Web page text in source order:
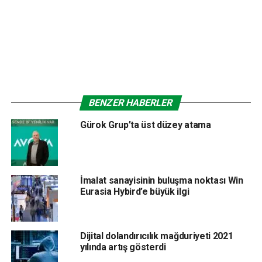
ağırlayabiliyoruz” şeklinde konuştu.
Açılış töreninde konuşmacılar arasında yer alan Messe
Frankfurt Mobilite ve Lojistik Fuarları Başkan Yardımcısı ve
Automechanika Marka Müdürü Michael Johannes de
konuşmasına, 2 yıldan uzun bir süredir pandemi nedeniyle
dünya çapında birçok fuarın yapılamadığına ve nihayet
bugün tüm otomotiv endüstrisi profesyonellerinin bir araya
gelmesinden dolayı duyduğu heyecan ve mutluluğa
değinerek başladı. Johannes, “2001 yılından bu yana
düzenlenmeye devam eden Automechanika Istanbul fuarı,
Türkiye’nin otomotiv endüstrisi ihracatındaki yükselen
BENZER HABERLER
Gürok Grup’ta üst düzey atama
İmalat sanayisinin buluşma noktası Win
Eurasia Hybird’e büyük ilgi
Dijital dolandırıcılık mağduriyeti 2021
yılında artış gösterdi